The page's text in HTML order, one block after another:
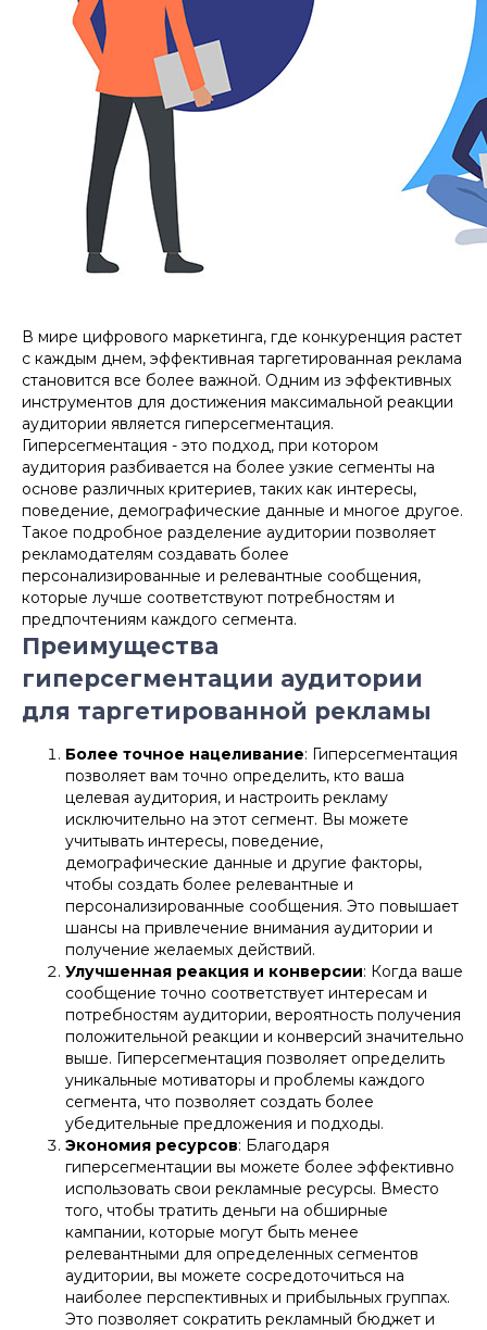
В мире цифрового маркетинга, где конкуренция растет
с каждым днем, эффективная таргетированная реклама
становится все более важной. Одним из эффективных
инструментов для достижения максимальной реакции
аудитории является гиперсегментация.
Гиперсегментация - это подход, при котором
аудитория разбивается на более узкие сегменты на
основе различных критериев, таких как интересы,
поведение, демографические данные и многое другое.
Такое подробное разделение аудитории позволяет
рекламодателям создавать более
персонализированные и релевантные сообщения,
которые лучше соответствуют потребностям и
предпочтениям каждого сегмента.
Преимущества
гиперсегментации аудитории
для таргетированной рекламы
Более точное нацеливание: Гиперсегментация
позволяет вам точно определить, кто ваша
целевая аудитория, и настроить рекламу
исключительно на этот сегмент. Вы можете
учитывать интересы, поведение,
демографические данные и другие факторы,
чтобы создать более релевантные и
персонализированные сообщения. Это повышает
шансы на привлечение внимания аудитории и
получение желаемых действий.
Улучшенная реакция и конверсии: Когда ваше
сообщение точно соответствует интересам и
потребностям аудитории, вероятность получения
положительной реакции и конверсий значительно
выше. Гиперсегментация позволяет определить
уникальные мотиваторы и проблемы каждого
сегмента, что позволяет создать более
убедительные предложения и подходы.
Экономия ресурсов: Благодаря
гиперсегментации вы можете более эффективно
использовать свои рекламные ресурсы. Вместо
того, чтобы тратить деньги на обширные
кампании, которые могут быть менее
релевантными для определенных сегментов
аудитории, вы можете сосредоточиться на
наиболее перспективных и прибыльных группах.
Это позволяет сократить рекламный бюджет и